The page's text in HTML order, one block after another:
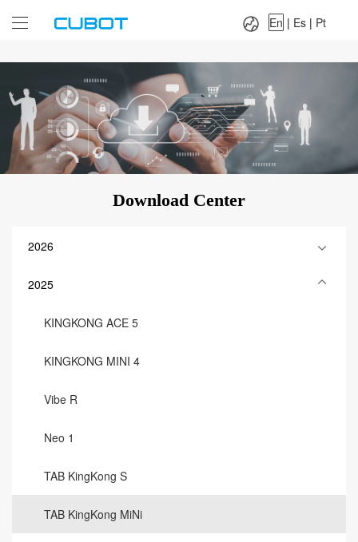
Es|
En | Es | Pt
Download Center
2026
2025
KINGKONG ACE 5
KINGKONG MINI 4
Vibe R
Neo 1
TAB KingKong S
TAB KingKong MiNi